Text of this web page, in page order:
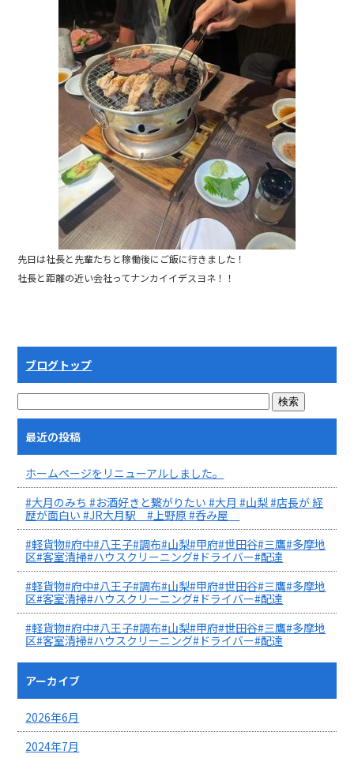
o
o
k
先日は社長と先輩たちと稼働後にご飯に行きました！
社長と距離の近い会社ってナンカイイデスヨネ！！
ブログトップ
最近の投稿
ホームページをリニューアルしました。
#大月のみち #お酒好きと繋がりたい #大月 #山梨 #店長が 経
歴が面白い #JR大月駅 #上野原 #呑み屋
#軽貨物#府中#八王子#調布#山梨#甲府#世田谷#三鷹#多摩地
区#客室清掃#ハウスクリーニング#ドライバー#配達
#軽貨物#府中#八王子#調布#山梨#甲府#世田谷#三鷹#多摩地
区#客室清掃#ハウスクリーニング#ドライバー#配達
#軽貨物#府中#八王子#調布#山梨#甲府#世田谷#三鷹#多摩地
区#客室清掃#ハウスクリーニング#ドライバー#配達
アーカイブ
2026年6月
2024年7月